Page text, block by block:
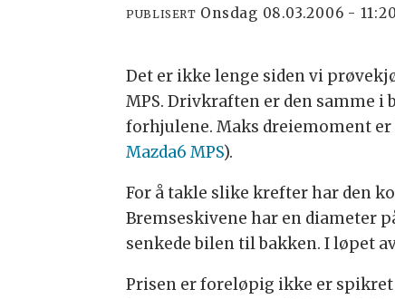
PUBLISERT onsdag 08.03.2006 - 11:20
Det er ikke lenge siden vi
MPS. Drivkraften er den samme i
forhjulene. Maks dreiemoment er
Mazda6 MPS).
For å takle slike krefter har den
Bremseskivene har en diameter
senkede bilen til bakken. I løpet
Prisen er foreløpig ikke er